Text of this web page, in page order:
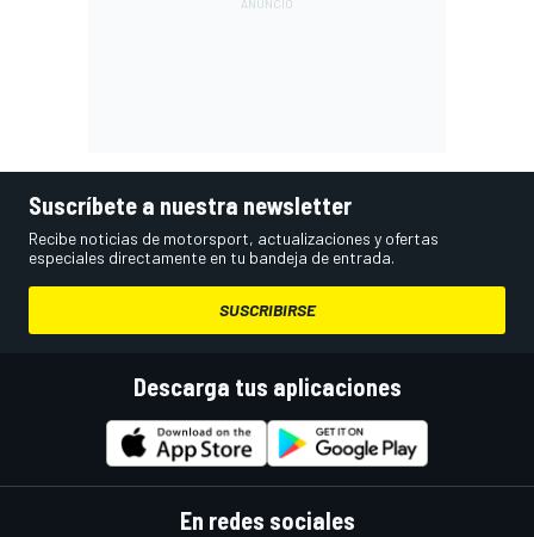
Suscríbete a nuestra newsletter
Recibe noticias de motorsport, actualizaciones y ofertas
especiales directamente en tu bandeja de entrada.
SUSCRIBIRSE
Descarga tus aplicaciones
En redes sociales